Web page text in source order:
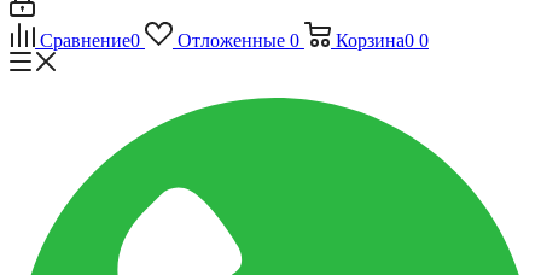
Сравнение0 Отложенные 0 Корзина0 0